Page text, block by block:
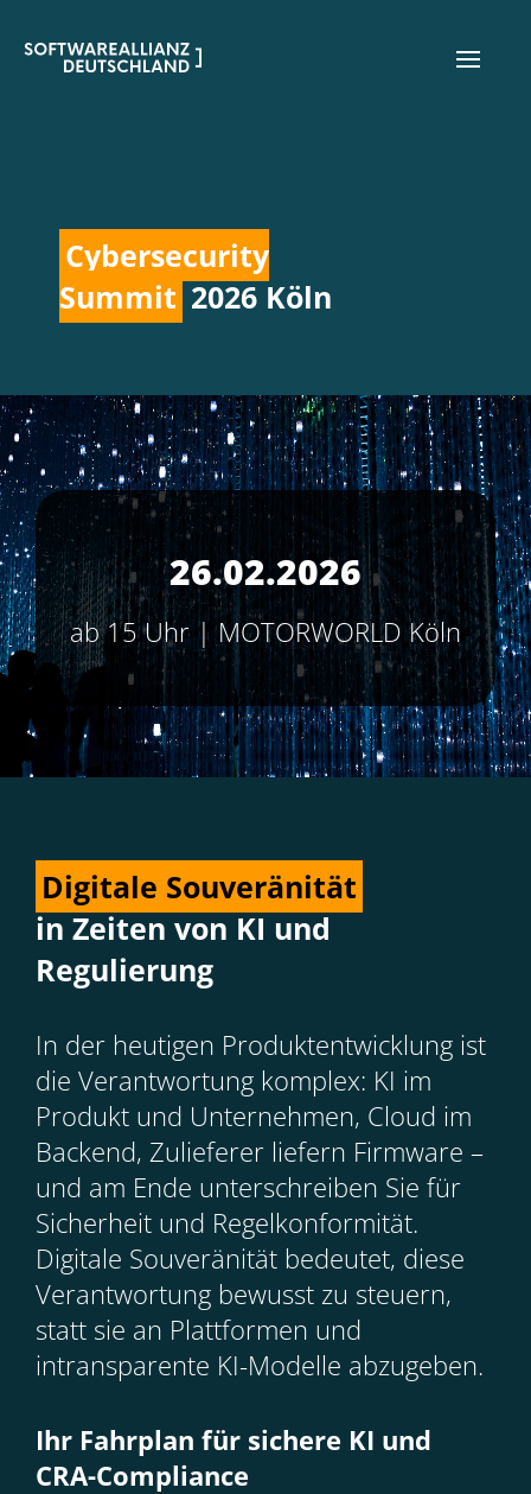
Cybersecurity
Summit 2026 Köln
26.02.2026
ab 15 Uhr | MOTORWORLD Köln
Digitale Souveränität
in Zeiten von KI und
Regulierung
In der heutigen Produktentwicklung ist
die Verantwortung komplex: KI im
Produkt und Unternehmen, Cloud im
Backend, Zulieferer liefern Firmware –
und am Ende unterschreiben Sie für
Sicherheit und Regelkonformität.
Digitale Souveränität bedeutet, diese
Verantwortung bewusst zu steuern,
statt sie an Plattformen und
intransparente KI-Modelle abzugeben.
Ihr Fahrplan für sichere KI und
CRA-Compliance